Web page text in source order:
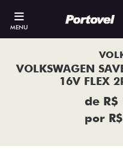
MENU
VOLKSWAGEN
16V FLEX
de
por